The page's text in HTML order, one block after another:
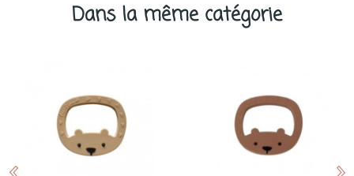
Dans la même catégorie